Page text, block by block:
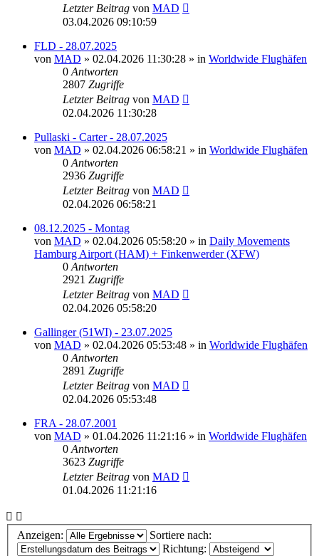
Letzter Beitrag von MAD
03.04.2026 09:10:59
FLD - 28.07.2025
von MAD » 02.04.2026 11:30:28 » in Worldwide Flughäfen
0 Antworten
2807 Zugriffe
Letzter Beitrag von MAD
02.04.2026 11:30:28
Pullaski - Carter - 28.07.2025
von MAD » 02.04.2026 06:58:21 » in Worldwide Flughäfen
0 Antworten
2936 Zugriffe
Letzter Beitrag von MAD
02.04.2026 06:58:21
08.12.2025 - Montag
von MAD » 02.04.2026 05:58:20 » in Daily Movements
Hamburg Airport (HAM) + Finkenwerder (XFW)
0 Antworten
2921 Zugriffe
Letzter Beitrag von MAD
02.04.2026 05:58:20
Gallinger (51WI) - 23.07.2025
von MAD » 02.04.2026 05:53:48 » in Worldwide Flughäfen
0 Antworten
2891 Zugriffe
Letzter Beitrag von MAD
02.04.2026 05:53:48
FRA - 28.07.2001
von MAD » 01.04.2026 11:21:16 » in Worldwide Flughäfen
0 Antworten
3623 Zugriffe
Letzter Beitrag von MAD
01.04.2026 11:21:16
Anzeigen:
Sortiere nach:
Richtung: